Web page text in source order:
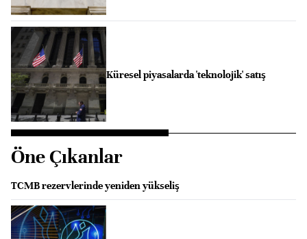
Küresel piyasalarda 'teknolojik' satış
Öne Çıkanlar
TCMB rezervlerinde yeniden yükseliş